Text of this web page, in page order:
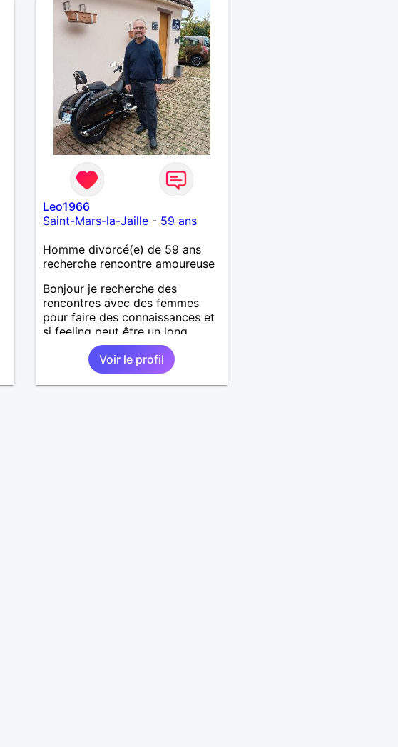
se relaxer, se détendre et
finalement prendre du bon
temps. C'est difficile de tout
dire en quelques lignes. En
revanche, vous pouvez me
contacter pour avoir plus
d'informations. A bientôt
Leo1966
Saint-Mars-la-Jaille - 59 ans
Homme divorcé(e) de 59 ans
recherche rencontre amoureuse
Bonjour je recherche des
rencontres avec des femmes
pour faire des connaissances et
si feeling peut être un long
chemin. Je laisse le destin nous
guider. Je suis un homme simple
honnête et fidèle.
Voir le profil